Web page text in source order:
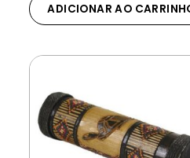
ADICIONAR AO